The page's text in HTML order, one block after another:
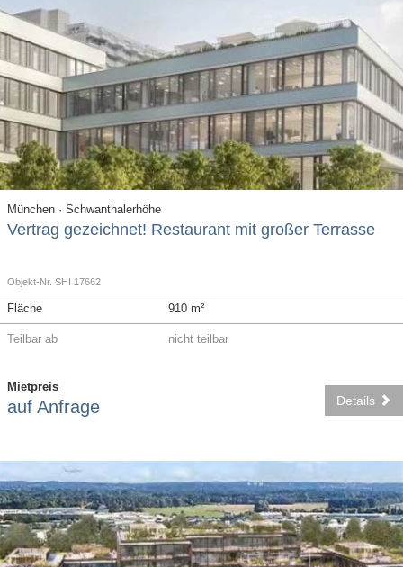
München · Schwanthalerhöhe
Vertrag gezeichnet! Restaurant mit großer Terrasse
Objekt-Nr. SHI 17662
Fläche 910 m²
Teilbar ab nicht teilbar
Mietpreis
auf Anfrage Details